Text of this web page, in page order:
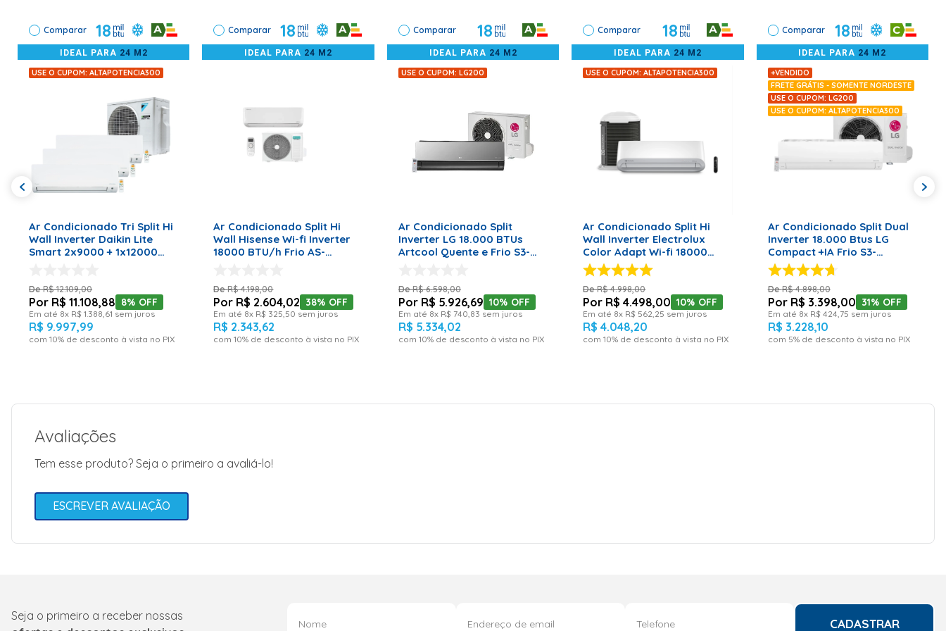
Garantia
É importante lembrar que a instalação deve sempre ser acompanhada por profissionais habilitados.
Comparar 18
IDEAL PARA 24 M2
USE O CUPOM: ALTAPOTENCIA300
Ar Condicionado Tri Split Hi
Wall Inverter Daikin Lite
Smart 2x9000 + 1x12000
R$ 12.109,00
R$ 11.108,88 8% OFF
Em até 8x R$ 1 388 61 sem juros
R$ 9.997,99
com10% de desconto à vista no PIX
Comparar 18
IDEAL PARA 24 M2
Ar Condicionado Split Hi
Wall Hisense Wi-fi Inverter
18000 BTU/h Frio AS-
R$ 4.198,00
R$ 2.604,02 38% OFF
Em até 8x R$ 325 50 sem juros
R$ 2.343,62
com10% de desconto à vista no PIX
Comparar 18
IDEAL PARA 24 M2
USE O CUPOM: LG200
Ar Condicionado Split
Inverter LG 18.000 BTUs
Artcool Quente e Frio S3-
R$ 6.598,00
R$ 5.926,69 10% OFF
Em até 8x R$ 740 83 sem juros
R$ 5.334,02
com 10% de desconto à vista no PIX
Comparar 18
IDEAL PARA 24 M2
USE O CUPOM: ALTAPOTENCIA300
Ar Condicionado Split Hi
Wall Inverter Electrolux
Color Adapt Wi-fi 18000
BTU/h Quente e Frio YI18R –
220 Volts
R$ 4.998,00
R$ 4.498,00 10% OFF
Em até 8x R$ 562 25 sem juros
R$ 4.048,20
com10% de desconto à vista no PIX
Comparar 18
IDEAL PARA 24 M2
+VENDIDO
FRETE GRÁTIS - SOMENTE NORDESTE
USE O CUPOM: LG200
USE O CUPOM: ALTAPOTENCIA300
Ar Condicionado Split Dual
Inverter 18.000 Btus LG
Compact +IA Frio S3-
NQ18KLQAL - 220 Volts
R$ 4.898,00
R$ 3.398,00 31% OFF
Em até 8x R$ 424 75 sem juros
R$ 3.228,10
com 5% de desconto à vista no PIX
Avaliações
Tem esse produto? Seja o primeiro a avaliá-lo!
ESCREVER AVALIAÇÃO
Seja o primeiro a receber nossas
CADASTRAR